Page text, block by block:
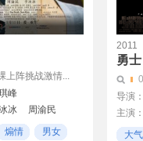
上阵挑战激情...
峰
冰
周渝民
煽情 男女
2011
勇士
0
导演
主演
乔尔·
大气